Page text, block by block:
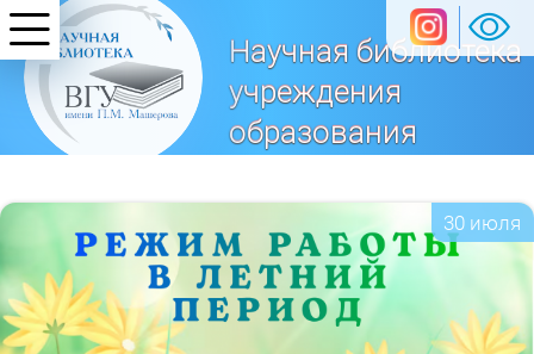
Научная библиотека
учреждения
образования
государственный университет
имени П. М. Машерова»
30 июля